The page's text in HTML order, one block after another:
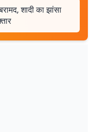
शादी का झांसा